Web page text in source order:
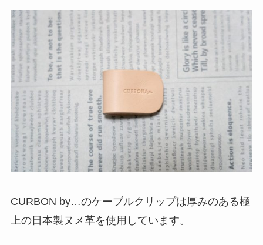
CURBON by…のケーブルクリップは厚みのある極
上の日本製ヌメ革を使用しています。